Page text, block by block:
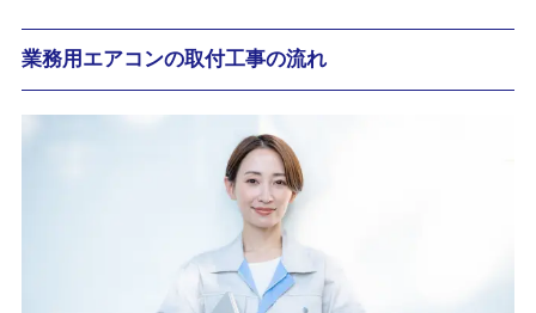
業務用エアコンの取付工事の流れ